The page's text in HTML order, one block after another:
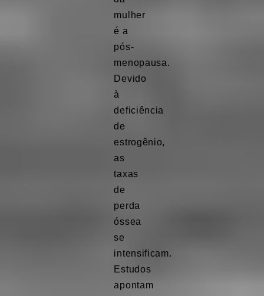
mulher
é a
pós-
menopausa.
Devido
à
deficiência
de
estrogênio,
as
taxas
de
perda
óssea
se
intensificam.
Estudos
apontam